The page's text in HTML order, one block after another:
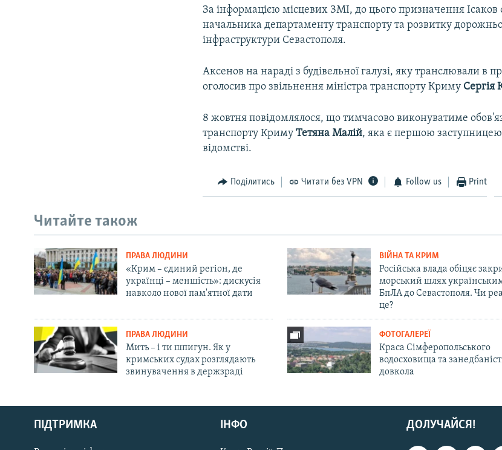
Русский
Qırımtatar
За інформацією місцевих ЗМІ, до цього призначення Ісаков
начальника департаменту транспорту та розвитку
інфраструктури Севастополя.
Аксенов на нараді з будівельної галузі, яку транслювали в
оголосив про звільнення міністра транспорту Криму Сергія
8 жовтня повідомлялося, що тимчасово виконуватиме
транспорту КримуТетяна Малій, яка є першою заступницею
відомстві.
Поділитись Читати без VPN Follow us Print
Читайте також
ПРАВА ЛЮДИНИ
«Крим – єдиний регіон, де
українці – меншість»: дискусія
навколо нової пам'ятної дати
ВІЙНА ТА КРИМ
Російська влада обіцяє
морський шлях
БпЛА до Севастополя. Чи
це?
ПРАВА ЛЮДИНИ
Мить – і ти шпигун. Як у
кримських судах розглядають
звинувачення в держзраді
ФОТОГАЛЕРЕЇ
Краса Сімферопольського
водосховища та
довкола
ДОЛУЧАЙСЯ!
ПІДТРИМКА ІНФО